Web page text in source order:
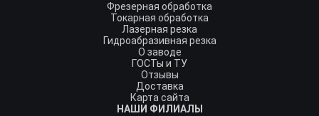
Фрезерная обработка
Токарная обработка
Лазерная резка
Гидроабразивная резка
О заводе
ГОСТы и ТУ
Отзывы
Доставка
Карта сайта
НАШИ ФИЛИАЛЫ